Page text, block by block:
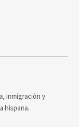
inmigración y
hispana.